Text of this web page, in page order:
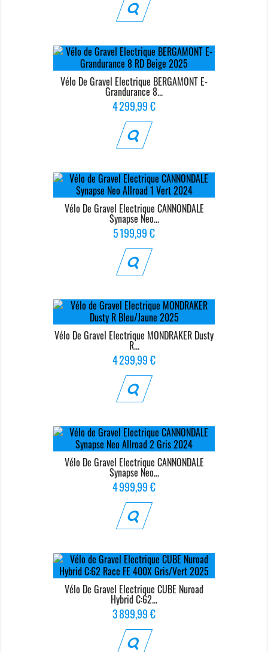
Vélo De Gravel Electrique BERGAMONT E-
Grandurance 8...
Prix
4 299,99 €
Vélo De Gravel Electrique CANNONDALE
Synapse Neo...
Prix
5 199,99 €
Vélo De Gravel Electrique MONDRAKER Dusty
R...
Prix
4 299,99 €
Vélo De Gravel Electrique CANNONDALE
Synapse Neo...
Prix
4 999,99 €
Vélo De Gravel Electrique CUBE Nuroad
Hybrid C:62...
Prix
3 899,99 €